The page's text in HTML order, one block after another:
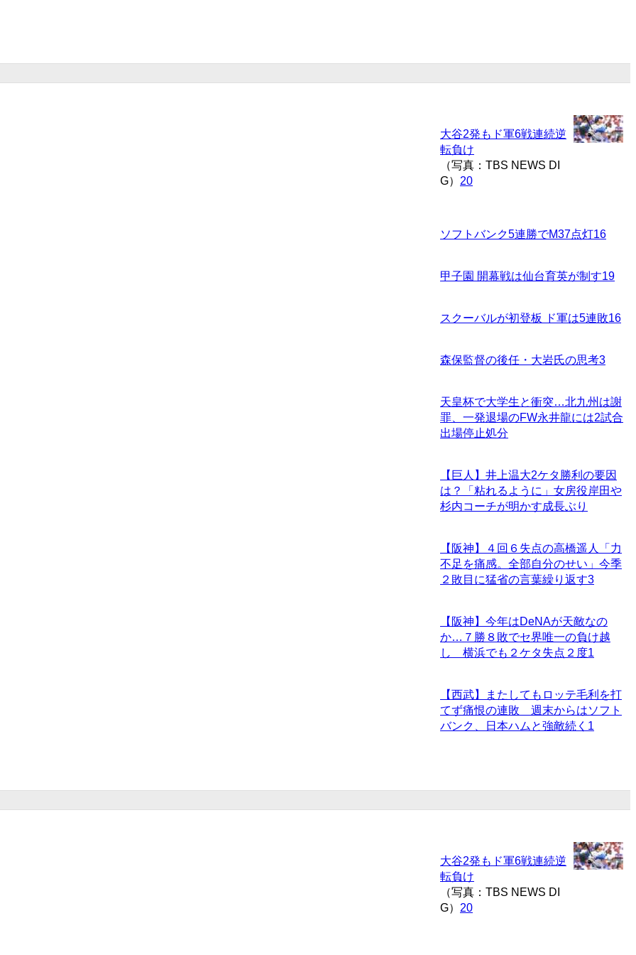
大谷2発もド軍6戦連続逆
転負け
（写真：TBS NEWS DI
G） 20
ソフトバンク5連勝でM37点灯16
甲子園 開幕戦は仙台育英が制す19
スクーバルが初登板 ド軍は5連敗16
森保監督の後任・大岩氏の思考3
天皇杯で大学生と衝突…北九州は謝
罪、一発退場のFW永井龍には2試合
出場停止処分
【巨人】井上温大2ケタ勝利の要因
は？「粘れるように」女房役岸田や
杉内コーチが明かす成長ぶり
【阪神】４回６失点の高橋遥人「力
不足を痛感。全部自分のせい」今季
２敗目に猛省の言葉繰り返す3
【阪神】今年はDeNAが天敵なの
か…７勝８敗でセ界唯一の負け越
し 横浜でも２ケタ失点２度1
【西武】またしてもロッテ毛利を打
てず痛恨の連敗 週末からはソフト
バンク、日本ハムと強敵続く 1
大谷2発もド軍6戦連続逆
転負け
（写真：TBS NEWS DI
G） 20